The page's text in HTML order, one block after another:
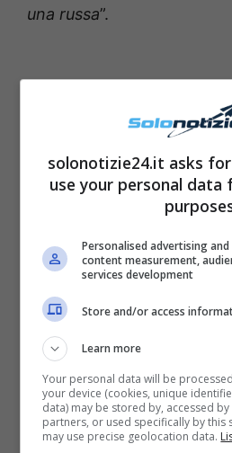
una russa”.
solonotizie24.it asks
use your personal
Personalised advertising
content measurement,
services development
Store and/or access
Learn more
Your personal data will be
your device (cookies, unique
data) may be stored by, accessed
partners, or used specifically by this
may use precise geolocation data.